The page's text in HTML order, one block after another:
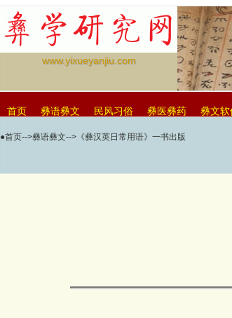
www.yixueyanjiu.com
首页 彝语彝文 民风习俗 彝医彝药 彝文软
●首页-->彝语彝文-->《彝汉英日常用语》一书出版